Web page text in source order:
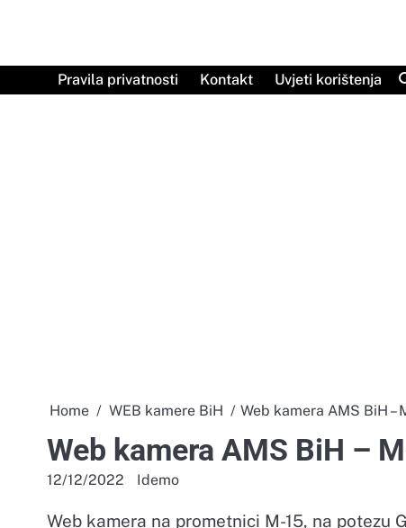
Pravila privatnosti
Kontakt Uvjeti korištenja
Home WEB kamere BiH Web kamera AMS BiH –
Web kamera AMS BiH –
12/12/2022 Idemo
Web kamera na prometnici M-15, na potezu